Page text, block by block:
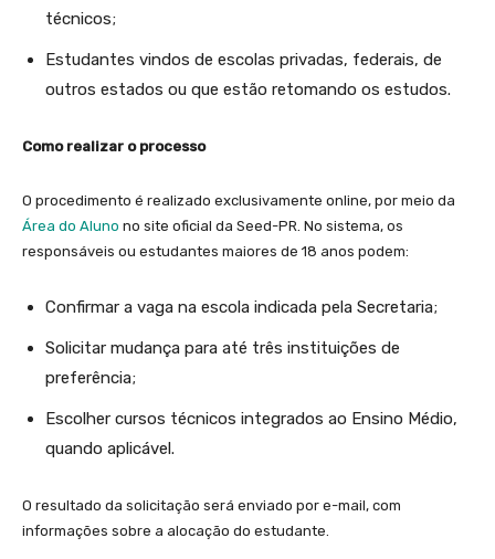
técnicos;
Estudantes vindos de escolas privadas, federais, de
outros estados ou que estão retomando os estudos.
Como realizar o processo
O procedimento é realizado exclusivamente online, por meio da
Área do Aluno no site oficial da Seed-PR. No sistema, os
responsáveis ou estudantes maiores de 18 anos podem:
Confirmar a vaga na escola indicada pela Secretaria;
Solicitar mudança para até três instituições de
preferência;
Escolher cursos técnicos integrados ao Ensino Médio,
quando aplicável.
O resultado da solicitação será enviado por e-mail, com
informações sobre a alocação do estudante.